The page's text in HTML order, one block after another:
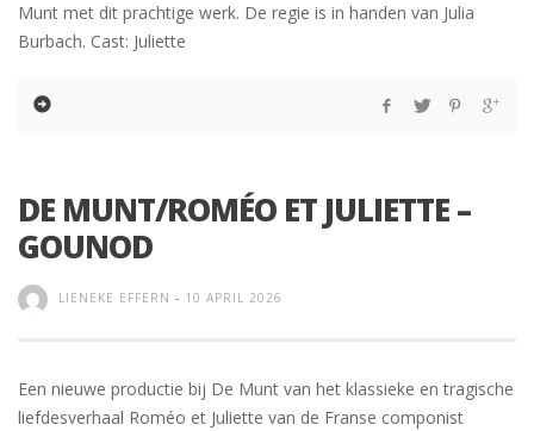
Munt met dit prachtige werk. De regie is in handen van Julia
Burbach. Cast: Juliette
DE MUNT/ROMÉO ET JULIETTE –
GOUNOD
LIENEKE EFFERN - 10 APRIL 2026
Een nieuwe productie bij De Munt van het klassieke en tragische
liefdesverhaal Roméo et Juliette van de Franse componist